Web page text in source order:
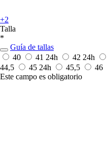
+2
Talla
*
Guía de tallas
40
41 24h 42 24h
44,5
45 24h 45,5 46
Este campo es obligatorio